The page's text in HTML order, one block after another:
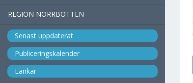
REGION NORRBOTTEN
Senast uppdaterat
Publiceringskalender
Länkar